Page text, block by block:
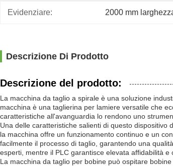
Evidenziare: 2000 mm
Descrizione Di Prodotto
Descrizione del prodotto:
La macchina da taglio a spirale è una soluzione
macchina è una taglierina per lamiere versatile che
caratteristiche all'avanguardia lo rendono uno
Una delle caratteristiche salienti di questo dispositivo
la macchina offre un funzionamento continuo e un
facilmente il processo di taglio, garantendo una
esperti, mentre il PLC garantisce elevata affidabilità e
La macchina da taglio per bobine può ospitare